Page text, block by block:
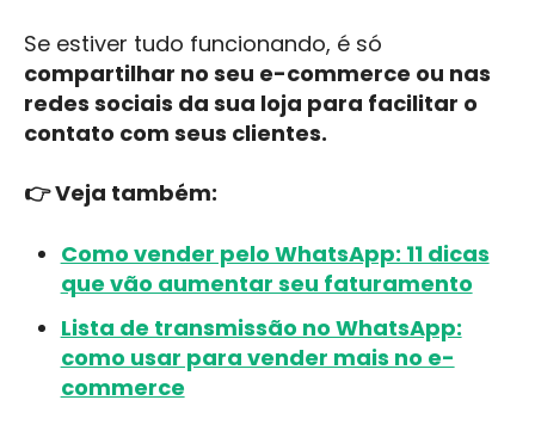
Se estiver tudo funcionando, é só
compartilhar no seu e-commerce ou nas
redes sociais da sua loja para facilitar o
contato com seus clientes.
👉 Veja também:
Como vender pelo WhatsApp: 11 dicas
que vão aumentar seu faturamento
Lista de transmissão no WhatsApp:
como usar para vender mais no e-
commerce